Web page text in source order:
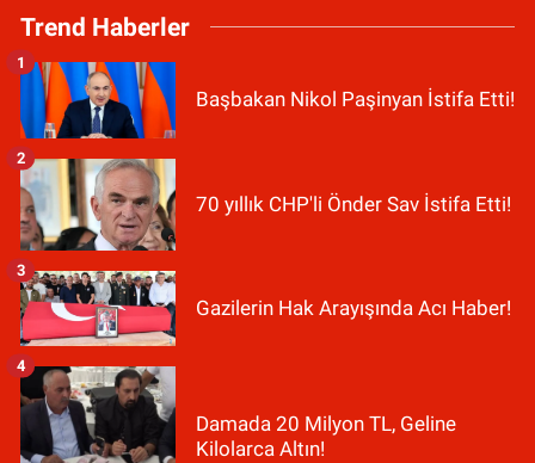
Trend Haberler
Başbakan Nikol Paşinyan İstifa Etti!
1
70 yıllık CHP'li Önder Sav İstifa Etti!
2
Gazilerin Hak Arayışında Acı Haber!
3
Damada 20 Milyon TL, Geline
Kilolarca Altın!
4